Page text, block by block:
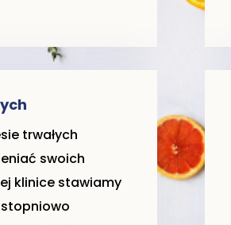
trwałych
swoich
klinice stawiamy